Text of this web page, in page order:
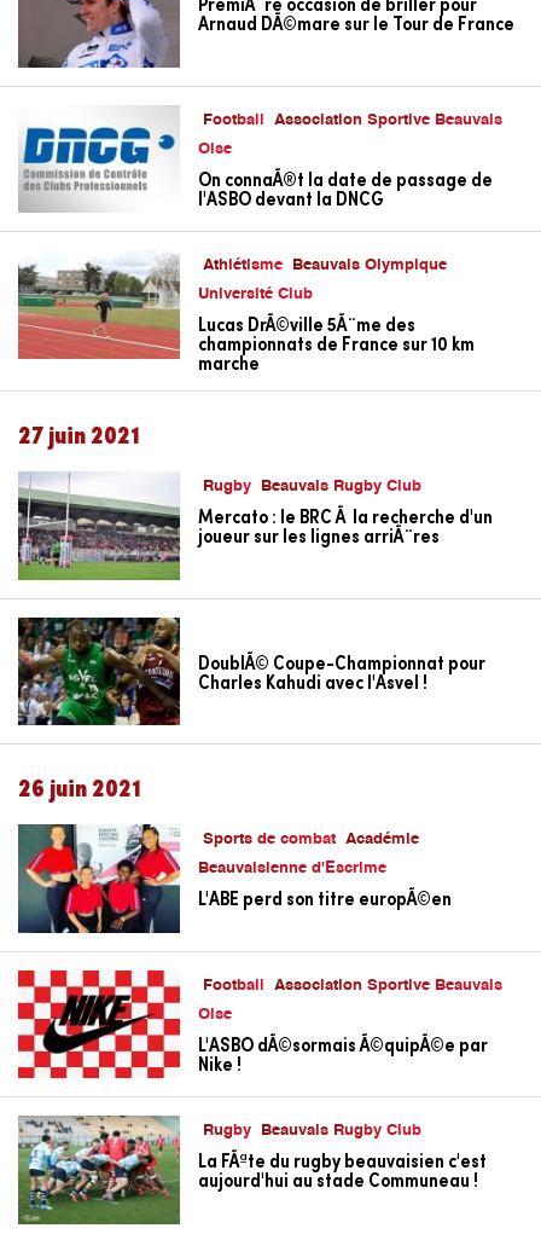
Arnaud DÃ©mare sur le Tour de France
Football
Association Sportive Beauvais
Oise
On connaÃ®t la date de passage de
l'ASBO devant la DNCG
Athlétisme
Beauvais Olympique
Université Club
Lucas DrÃ©ville 5Ã¨me des
championnats de France sur 10 km
marche
27 juin 2021
Rugby Beauvais Rugby Club
Mercato : le BRC Ã la recherche d'un
joueur sur les lignes arriÃ¨res
DoublÃ© Coupe-Championnat pour
Charles Kahudi avec l'Asvel !
26 juin 2021
Sports de combat
Académie
Beauvaisienne d'Escrime
L'ABE perd son titre europÃ©en
Football
Association Sportive Beauvais
Oise
L'ASBO dÃ©sormais Ã©quipÃ©e par
Nike !
Rugby Beauvais Rugby Club
La FÃªte du rugby beauvaisien c'est
aujourd'hui au stade Communeau !